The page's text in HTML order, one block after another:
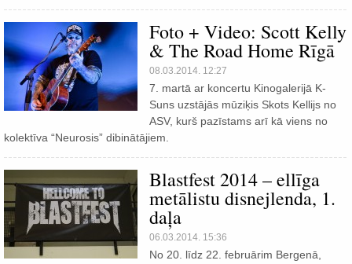
Foto + Video: Scott Kelly
& The Road Home Rīgā
08.03.2014. 12:27
7. martā ar koncertu Kinogalerijā K-
Suns uzstājās mūziķis Skots Kellijs no
ASV, kurš pazīstams arī kā viens no
kolektīva “Neurosis” dibinātājiem.
Blastfest 2014 – ellīga
metālistu disnejlenda, 1.
daļa
06.03.2014. 15:36
No 20. līdz 22. februārim Bergenā,